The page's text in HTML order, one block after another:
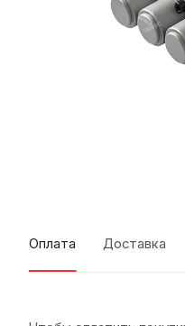
Оплата Доставка